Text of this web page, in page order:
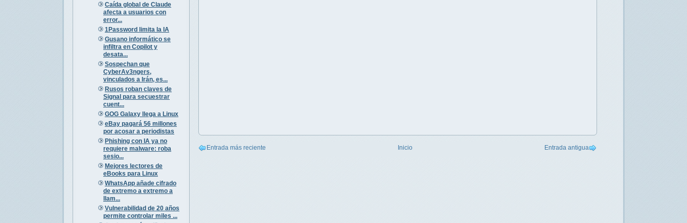
Caída global de Claude
afecta a usuarios con
error...
1Password limita la IA
Gusano informático se
infiltra en Copilot y
desata...
Sospechan que
CyberAv3ngers,
vinculados a Irán, es...
Rusos roban claves de
Signal para secuestrar
cuent...
GOG Galaxy llega a Linux
eBay pagará 56 millones
por acosar a periodistas
Phishing con IA ya no
requiere malware: roba
sesio...
Mejores lectores de
eBooks para Linux
WhatsApp añade cifrado
de extremo a extremo a
llam...
Vulnerabilidad de 20 años
permite controlar miles ...
Entrada más reciente Entrada antigua
Inicio